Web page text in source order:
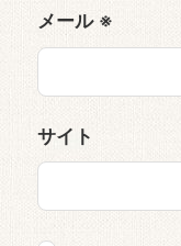
メール ※
サイト